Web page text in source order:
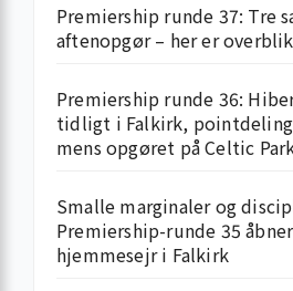
Premiership runde 37: Tre
aftenopgør – her er
Premiership runde 36:
tidligt i Falkirk,
mens opgøret på Celtic
Smalle marginaler og
Premiership-runde 35
hjemme­sejr i Falkirk